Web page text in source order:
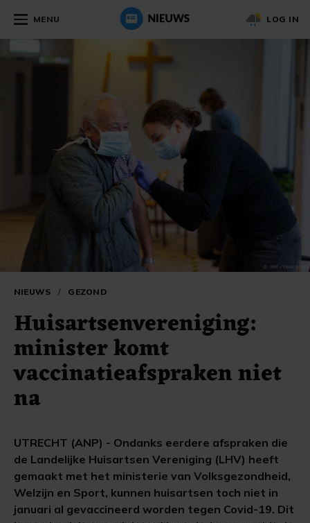
MENU LOG IN
NIEUWS / GEZOND
Huisartsenvereniging:
minister komt
vaccinatieafspraken niet
na
UTRECHT (ANP) - Ondanks eerdere afspraken die
de Landelijke Huisartsen Vereniging (LHV) heeft
gemaakt met het ministerie van Volksgezondheid,
Welzijn en Sport, kunnen huisartsen toch niet in
januari al gevaccineerd worden tegen Covid-19. Dit